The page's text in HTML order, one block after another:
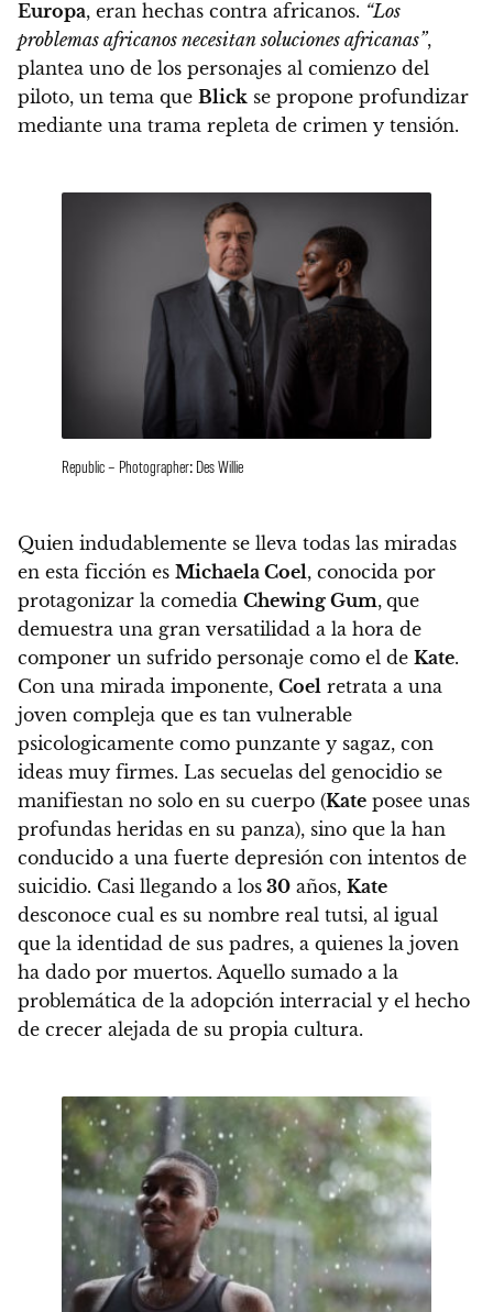
Europa, eran hechas contra africanos. “Los
problemas africanos necesitan soluciones africanas”,
plantea uno de los personajes al comienzo del
piloto, un tema que Blick se propone profundizar
mediante una trama repleta de crimen y tensión.
Republic – Photographer: Des Willie
Quien indudablemente se lleva todas las miradas
en esta ficción es Michaela Coel, conocida por
protagonizar la comedia Chewing Gum, que
demuestra una gran versatilidad a la hora de
componer un sufrido personaje como el de Kate.
Con una mirada imponente, Coel retrata a una
joven compleja que es tan vulnerable
psicologicamente como punzante y sagaz, con
ideas muy firmes. Las secuelas del genocidio se
manifiestan no solo en su cuerpo (Kate posee unas
profundas heridas en su panza), sino que la han
conducido a una fuerte depresión con intentos de
suicidio. Casi llegando a los 30 años, Kate
desconoce cual es su nombre real tutsi, al igual
que la identidad de sus padres, a quienes la joven
ha dado por muertos. Aquello sumado a la
problemática de la adopción interracial y el hecho
de crecer alejada de su propia cultura.